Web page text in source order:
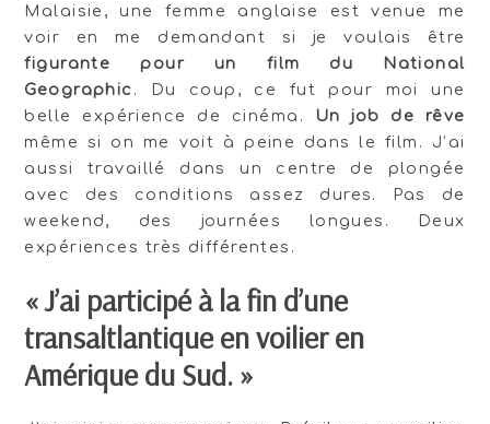
Malaisie, une femme anglaise est venue me
voir en me demandant si je voulais être
figurante pour un film du National
Geographic. Du coup, ce fut pour moi une
belle expérience de cinéma. Un job de rêve
même si on me voit à peine dans le film. J’ai
aussi travaillé dans un centre de plongée
avec des conditions assez dures. Pas de
weekend, des journées longues. Deux
expériences très différentes.
« J’ai participé à la fin d’une
transaltlantique en voilier en
Amérique du Sud. »